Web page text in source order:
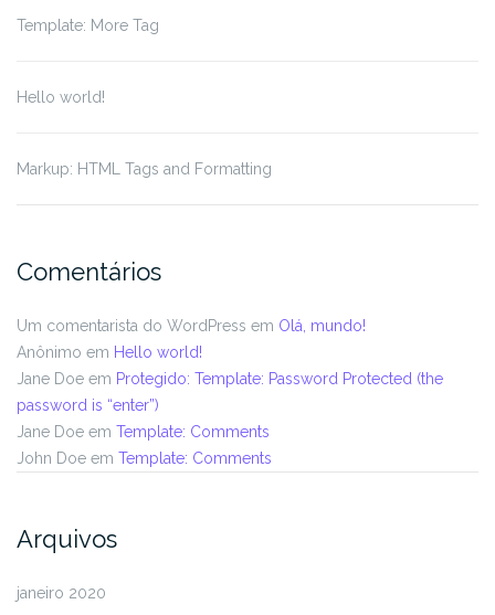
Template: More Tag
Hello world!
Markup: HTML Tags and Formatting
Comentários
Um comentarista do WordPress em Olá, mundo!
Anônimo em Hello world!
Jane Doe em Protegido: Template: Password Protected (the
password is “enter”)
Jane Doe em Template: Comments
John Doe em Template: Comments
Arquivos
janeiro 2020